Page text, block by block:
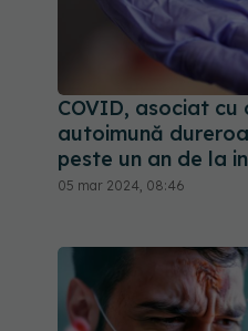
COVID, asociat cu
autoimună
peste un an de la
05 mar 2024, 08:46